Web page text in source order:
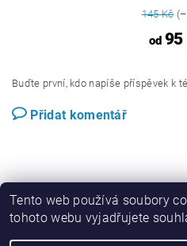
145 Kč
od95
Buďte první, kdo napíše příspěvek k
Přidat komentář
Tento web používá soubory
tohoto webu vyjadřujete